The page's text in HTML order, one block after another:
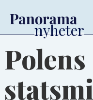
Polens